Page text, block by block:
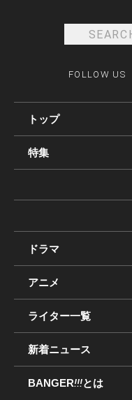
FOLLOW US
トップ
特集
ドラマ
アニメ
ライター一覧
新着ニュース
BANGER!!!とは